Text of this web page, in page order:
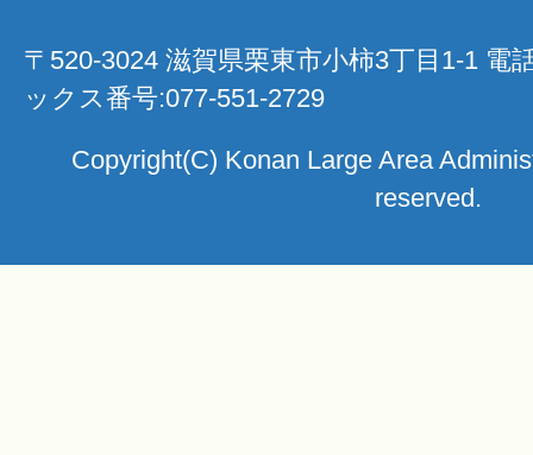
〒520-3024 滋賀県栗東市小柿3丁目1-1 電
ックス番号:077-551-2729
Copyright(C) Konan Large Area
reserved.